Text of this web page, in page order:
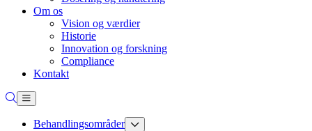
Om os
Vision og værdier
Historie
Innovation og forskning
Compliance
Kontakt
Behandlingsområder